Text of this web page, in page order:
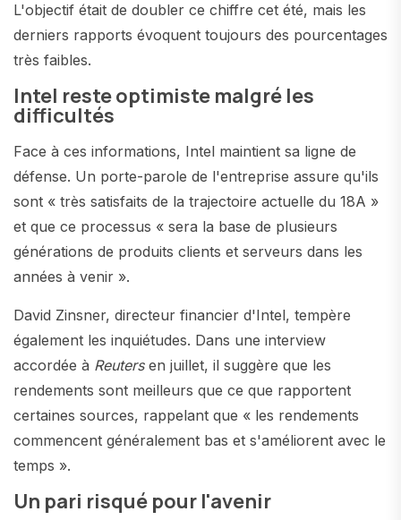
L'objectif était de doubler ce chiffre cet été, mais les
derniers rapports évoquent toujours des pourcentages
très faibles.
Intel reste optimiste malgré les
difficultés
Face à ces informations, Intel maintient sa ligne de
défense. Un porte-parole de l'entreprise assure qu'ils
sont « très satisfaits de la trajectoire actuelle du 18A »
et que ce processus « sera la base de plusieurs
générations de produits clients et serveurs dans les
années à venir ».
David Zinsner, directeur financier d'Intel, tempère
également les inquiétudes. Dans une interview
accordée à Reutersen juillet, il suggère que les
rendements sont meilleurs que ce que rapportent
certaines sources, rappelant que « les rendements
commencent généralement bas et s'améliorent avec le
temps ».
Un pari risqué pour l'avenir